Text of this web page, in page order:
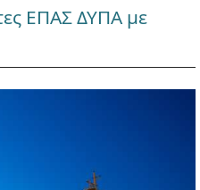
ΕΠΑΣ ΔΥΠΑ με